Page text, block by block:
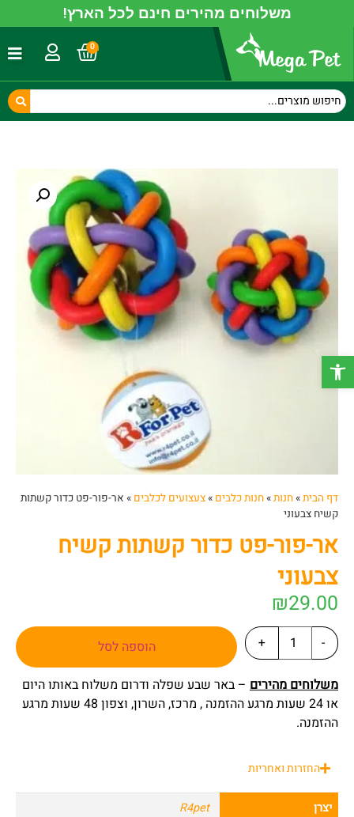
פתח סרגל נגישות
משלוחים מהירים חינם לכל הארץ!
0
דף הבית»חנות»חנות כלבים »צעצועים לכלבים » אר-פור-פט כדור קשתות
קשיח צבעוני
אר-פור-פט כדור קשתות קשיח
צבעוני
₪29.00
-
+
הוספה לסל
משלוחים מהירים – באר שבע שפלה ודרום משלוח באותו היום
או 24 שעות מרגע ההזמנה , מרכז, השרון, וצפון 48 שעות מרגע
ההזמנה.
החזרות ואחריות
יצרן R4pet